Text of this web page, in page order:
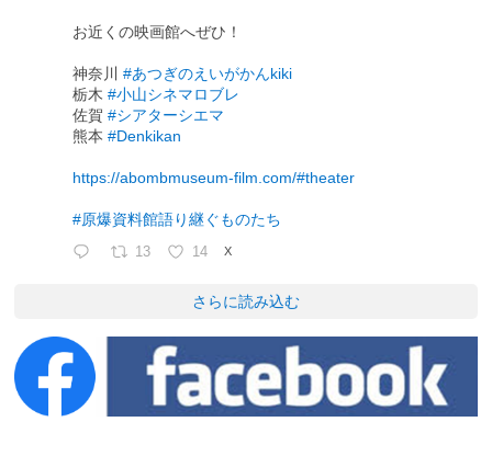
お近くの映画館へぜひ！
神奈川#あつぎのえいがかんkiki
栃木#小山シネマロブレ
佐賀#シアターシエマ
熊本#Denkikan
https://abombmuseum-film.com/#theater
#原爆資料館語り継ぐものたち
13 14 X
さらに読み込む